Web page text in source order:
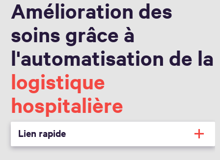
Amélioration des
soins grâce à
l'automatisation de la
logistique
hospitalière
Lien rapide